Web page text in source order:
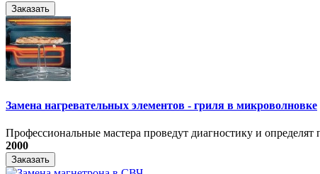
Заказать
Замена нагревательных элементов - гриля в микроволновке
Профессиональные мастера проведут диагностику и определят
2000
Заказать